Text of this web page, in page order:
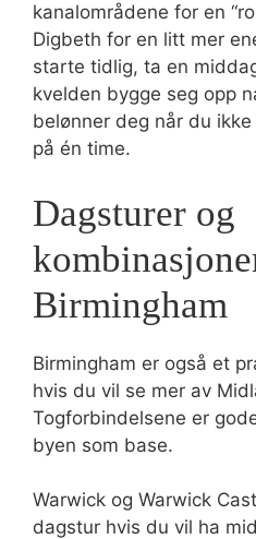
kanalområdene for en
Digbeth for en litt mer
starte tidlig, ta en
kvelden bygge seg opp
belønner deg når du
på én time.
Dagsturer og
Birmingham
Birmingham er også et
hvis du vil se mer av
Togforbindelsene er
byen som base.
Warwick og Warwick
dagstur hvis du vil ha